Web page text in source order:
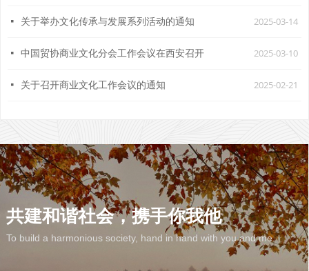
2025-03-14
넷 关于举办文化传承与发展系列活动的通知
2025-03-10
넷 中国贸协商业文化分会工作会议在西安召开
2025-02-21
넷 关于召开商业文化工作会议的通知
共建和谐社会，携手你我他
To build a harmonious society, hand in hand with you and me.